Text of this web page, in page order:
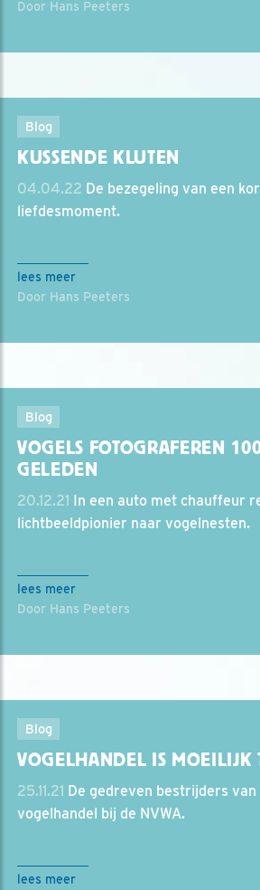
Door Hans Peeters
Blog
KUSSENDE KLUTEN
04.04.22 De bezegeling van een
liefdesmoment.
lees meer
Door Hans Peeters
Blog
VOGELS FOTOGRAFEREN
GELEDEN
20.12.21 In een auto met chauffeur
lichtbeeldpionier naar vogelnesten.
lees meer
Door Hans Peeters
Blog
VOGELHANDEL IS MOEILIJK
25.11.21 De gedreven bestrijders van
vogelhandel bij de NVWA.
lees meer